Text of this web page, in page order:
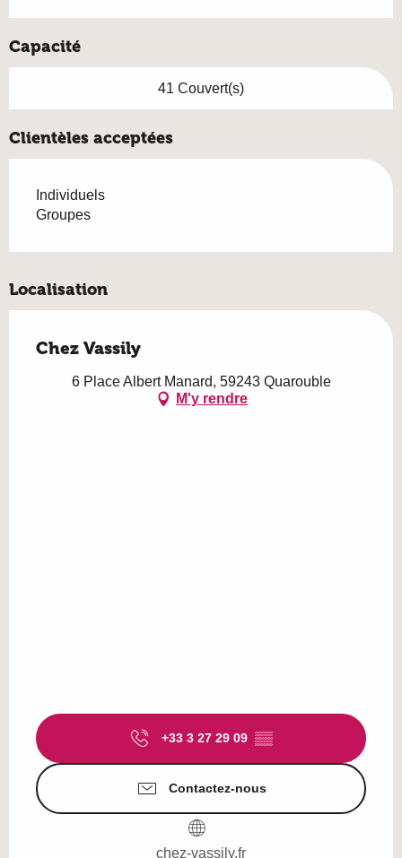
Capacité
41 Couvert(s)
Clientèles acceptées
Individuels
Groupes
Localisation
Chez Vassily
6 Place Albert Manard, 59243 Quarouble
M'y rendre
+33 3 27 29 09 ▒▒
Contactez-nous
chez-vassily.fr